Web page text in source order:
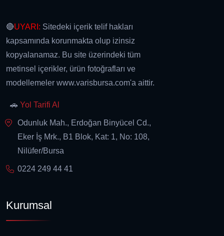
🔴UYARI: Sitedeki içerik telif hakları
kapsamında korunmakta olup izinsiz
kopyalanamaz. Bu site üzerindeki tüm
metinsel içerikler, ürün fotoğrafları ve
modellemeler www.varisbursa.com'a aittir.
🚗 Yol Tarifi Al
Odunluk Mah., Erdoğan Binyücel Cd.,
Eker İş Mrk., B1 Blok, Kat: 1, No: 108,
Nilüfer/Bursa
0224 249 44 41
Kurumsal